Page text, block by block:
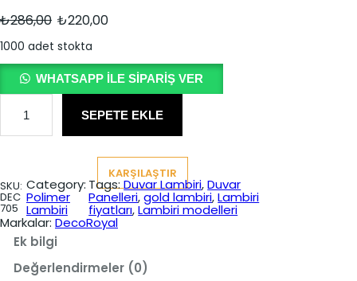
₺286,00 O
r
i
j
n
l
f
i
₺220,00Ş
a
n
d
a
k
i
f
i
y
1000 adet stokta
WHATSAPP ILE SIPARIŞ VER
T
o
c
h
G
r
SEPETE EKLE
KARŞILAŞTIR
SKU:
DEC
705
Category:
Polimer
Lambiri
Tags:Duvar Lambiri, Duvar
Panelleri, gold lambiri, Lambiri
fiyatları, Lambiri modelleri
Markalar: DecoRoyal
Ek bilgi
Değerlendirmeler (0)